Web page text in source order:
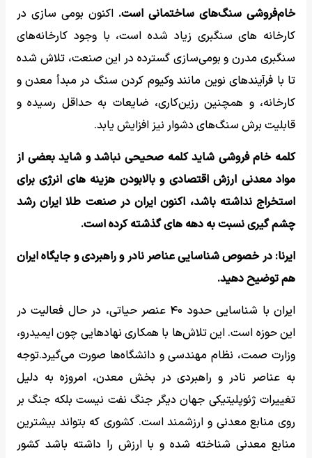
خام‌فروشی سنگ‌های ساختمانی است. اکنون بومی سازی در
کارخانه های سنگبری زیاد شده است، با وجود کارخانه‌های
سنگبری مدرن و بومی‌سازی گسترده در این صنعت، تلاش شده
تا با فرآیندهای نوین مانند وکیوم کردن سنگ در مبدأ معدن و
کارخانه، و همچنین رزین‌کاری، ضایعات به حداقل رسیده و
قابلیت برش سنگ‌های دشوار نیز افزایش یابد.
کلمه خام فروشی شاید کلمه صحیحی نباشد و شاید بعضی از
مواد معدنی ارزش اقتصادی و بالابودن هزینه های انرژی برای
استخراج نداشته باشد، اکنون ایران در صنعت طلا ایران رشد
چشم گیری نسبت به دهه های گذشته کرده است.
ایرنا: در خصوص شناسایی عناصر نادر و راهبردی و جایگاه ایران
هم توضیح دهید.
ایران با شناسایی حدود ۴۰ عنصر حیاتی، در حال فعالیت در
این حوزه است. این تلاش‌ها با همکاری نهادهایی چون ایمیدرو،
وزارت صمت، نظام مهندسی و دانشگاه‌ها صورت می‌گیرد.توجه
به عناصر نادر و راهبردی در بخش معدن، امروزه به دلیل
تغییرات ژئوپلیتیکی جهان دیگر جنگ نفت نیست بلکه جنگ بر
روی منابع معدنی و ارزشمند است. کشوری که بتواند بیشترین
منابع معدنی شناخته شده و با ارزش را داشته باشد کشور